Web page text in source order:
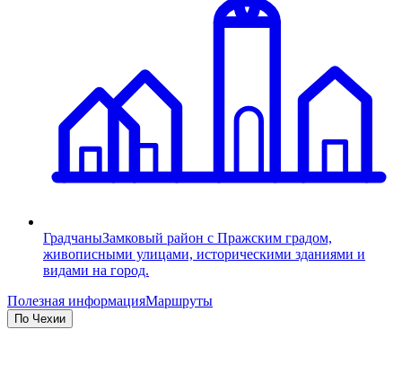
ГрадчаныЗамковый район с Пражским градом,
живописными улицами, историческими зданиями и
видами на город.
Полезная информацияМаршруты
По Чехии